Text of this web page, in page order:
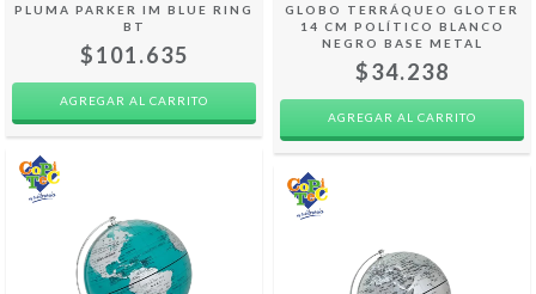
PLUMA PARKER IM BLUE RING
BT
$101.635
GLOBO TERRÁQUEO GLOTER
14 CM POLÍTICO BLANCO
NEGRO BASE METAL
$34.238